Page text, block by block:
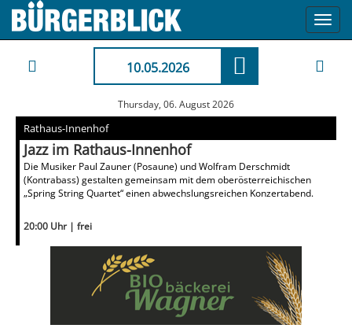
10.05.2026
Thursday, 06. August 2026
Rathaus-Innenhof
Jazz im Rathaus-Innenhof
Die Musiker Paul Zauner (Posaune) und Wolfram Derschmidt
(Kontrabass) gestalten gemeinsam mit dem oberösterreichischen
„Spring String Quartet“ einen abwechslungsreichen Konzertabend.
20:00 Uhr | frei